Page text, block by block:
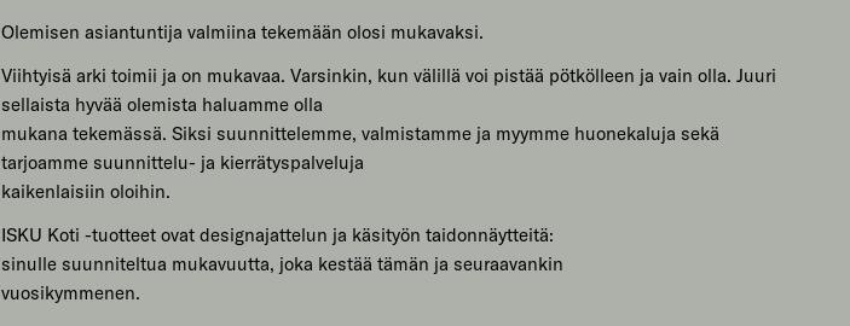
Olemisen asiantuntija valmiina tekemään olosi mukavaksi.
Viihtyisä arki toimii ja on mukavaa. Varsinkin, kun välillä voi pistää pötkölleen ja vain olla. Juuri
sellaista hyvää olemista haluamme olla
mukana tekemässä. Siksi suunnittelemme, valmistamme ja myymme huonekaluja sekä
tarjoamme suunnittelu- ja kierrätyspalveluja
kaikenlaisiin oloihin.
ISKU Koti -tuotteet ovat designajattelun ja käsityön taidonnäytteitä:
sinulle suunniteltua mukavuutta, joka kestää tämän ja seuraavankin
vuosikymmenen.